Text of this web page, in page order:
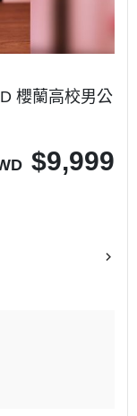
櫻蘭高校男公
$9,999